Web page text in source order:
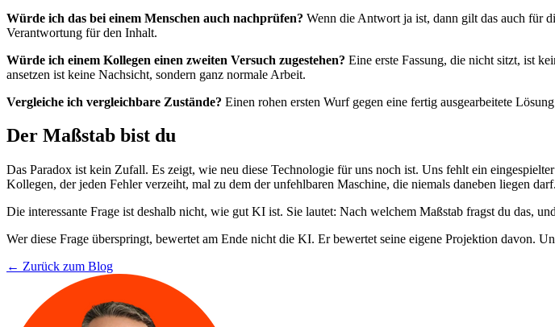
Würde ich das bei einem Menschen auch nachprüfen? Wenn die Antwort ja ist, dann gilt das auch für
Verantwortung für den Inhalt.
Würde ich einem Kollegen einen zweiten Versuch zugestehen? Eine erste Fassung, die nicht sitzt, ist
ansetzen ist keine Nachsicht, sondern ganz normale Arbeit.
Vergleiche ich vergleichbare Zustände? Einen rohen ersten Wurf gegen eine fertig ausgearbeitete
Der Maßstab bist du
Das Paradox ist kein Zufall. Es zeigt, wie neu diese Technologie für uns noch ist. Uns fehlt ein
Kollegen, der jeden Fehler verzeiht, mal zu dem der unfehlbaren Maschine, die niemals daneben liegen
Die interessante Frage ist deshalb nicht, wie gut KI ist. Sie lautet: Nach welchem Maßstab fragst du das,
Wer diese Frage überspringt, bewertet am Ende nicht die KI. Er bewertet seine eigene Projektion davon.
← Zurück zum Blog